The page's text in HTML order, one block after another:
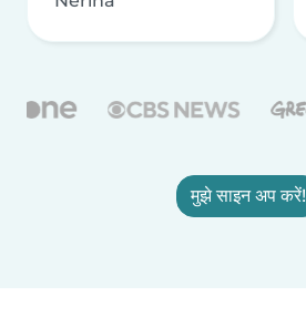
मुझे साइन अप करें!